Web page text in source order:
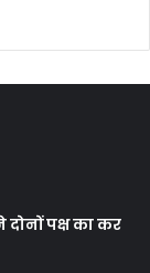
पक्ष का कर